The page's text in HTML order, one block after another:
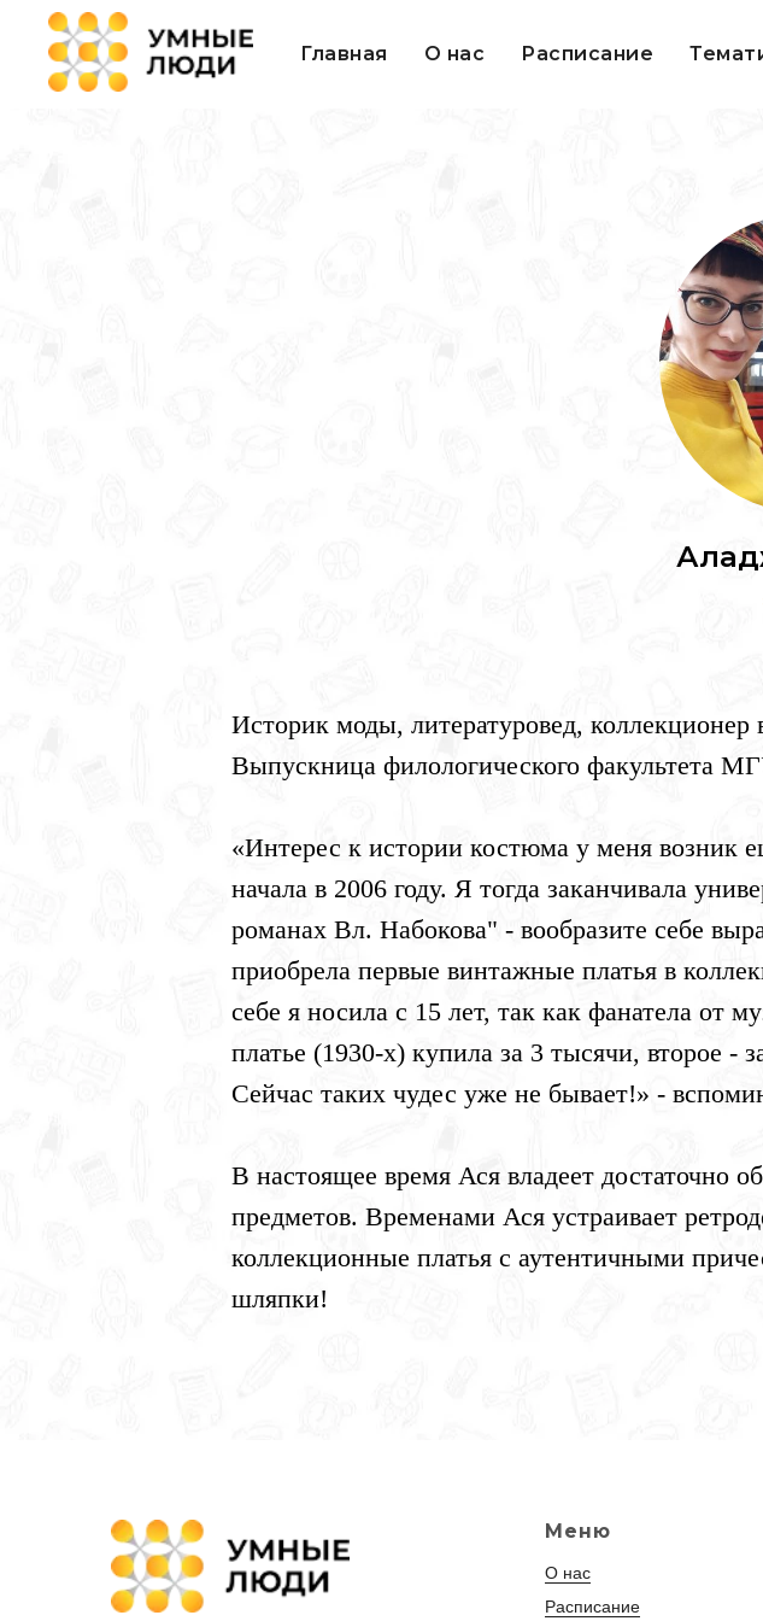
Главная О нас Расписание
Историк моды, литературовед,
Выпускница филологического факультета
«Интерес к истории костюма у меня возник
начала в 2006 году. Я тогда заканчивала
романах Вл. Набокова" - вообразите себе
приобрела первые винтажные платья в
себе я носила с 15 лет, так как фанатела от
платье (1930-х) купила за 3 тысячи, второе -
Сейчас таких чудес уже не бывает!» -
В настоящее время Ася владеет достаточно
предметов. Временами Ася устраивает
коллекционные платья с аутентичными
шляпки!
Меню
О нас
Расписание